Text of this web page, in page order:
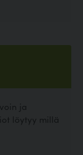
ja
löytyy millä